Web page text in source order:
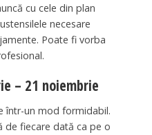
cu cele din plan
necesare
Poate fi vorba
– 21 noiembrie
într-un mod formidabil.
de fiecare dată ca pe o